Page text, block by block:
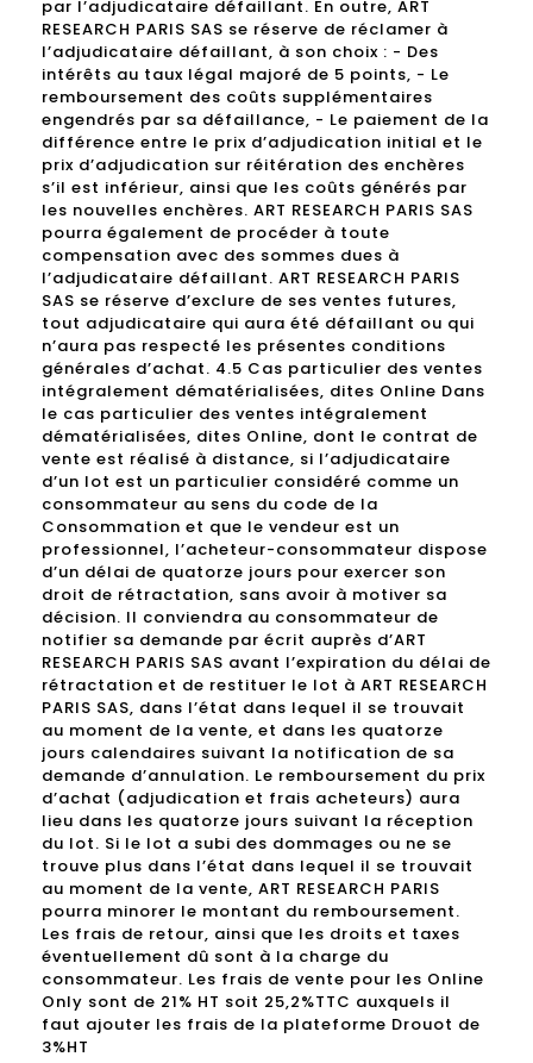
par l’adjudicataire défaillant. En outre, ART
RESEARCH PARIS SAS se réserve de réclamer à
l’adjudicataire défaillant, à son choix : - Des
intérêts au taux légal majoré de 5 points, - Le
remboursement des coûts supplémentaires
engendrés par sa défaillance, - Le paiement de la
différence entre le prix d’adjudication initial et le
prix d’adjudication sur réitération des enchères
s’il est inférieur, ainsi que les coûts générés par
les nouvelles enchères. ART RESEARCH PARIS SAS
pourra également de procéder à toute
compensation avec des sommes dues à
l’adjudicataire défaillant. ART RESEARCH PARIS
SAS se réserve d’exclure de ses ventes futures,
tout adjudicataire qui aura été défaillant ou qui
n’aura pas respecté les présentes conditions
générales d’achat. 4.5 Cas particulier des ventes
intégralement dématérialisées, dites Online Dans
le cas particulier des ventes intégralement
dématérialisées, dites Online, dont le contrat de
vente est réalisé à distance, si l’adjudicataire
d’un lot est un particulier considéré comme un
consommateur au sens du code de la
Consommation et que le vendeur est un
professionnel, l’acheteur-consommateur dispose
d’un délai de quatorze jours pour exercer son
droit de rétractation, sans avoir à motiver sa
décision. Il conviendra au consommateur de
notifier sa demande par écrit auprès d’ART
RESEARCH PARIS SAS avant l’expiration du délai de
rétractation et de restituer le lot à ART RESEARCH
PARIS SAS, dans l’état dans lequel il se trouvait
au moment de la vente, et dans les quatorze
jours calendaires suivant la notification de sa
demande d’annulation. Le remboursement du prix
d’achat (adjudication et frais acheteurs) aura
lieu dans les quatorze jours suivant la réception
du lot. Si le lot a subi des dommages ou ne se
trouve plus dans l’état dans lequel il se trouvait
au moment de la vente, ART RESEARCH PARIS
pourra minorer le montant du remboursement.
Les frais de retour, ainsi que les droits et taxes
éventuellement dû sont à la charge du
consommateur. Les frais de vente pour les Online
Only sont de 21% HT soit 25,2%TTC auxquels il
faut ajouter les frais de la plateforme Drouot de
3%HT